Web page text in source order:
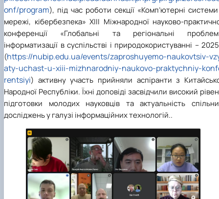
onf/program), під час роботи секції «Комп’ютерні системи
мережі, кібербезпека» XIII Міжнародної науково-
конференції «Глобальні та регіональні
інформатизації в суспільстві і природокористуванні –
(https://nubip.edu.ua/events/zaproshuyemo-naukovtsiv-
aty-uchast-u-xiii-mizhnarodniy-naukovo-praktychniy-
rentsiyi) активну участь прийняли аспіранти з
Народної Республіки. Їхні доповіді засвідчили високий
підготовки молодих науковців та актуальність
досліджень у галузі інформаційних технологій..